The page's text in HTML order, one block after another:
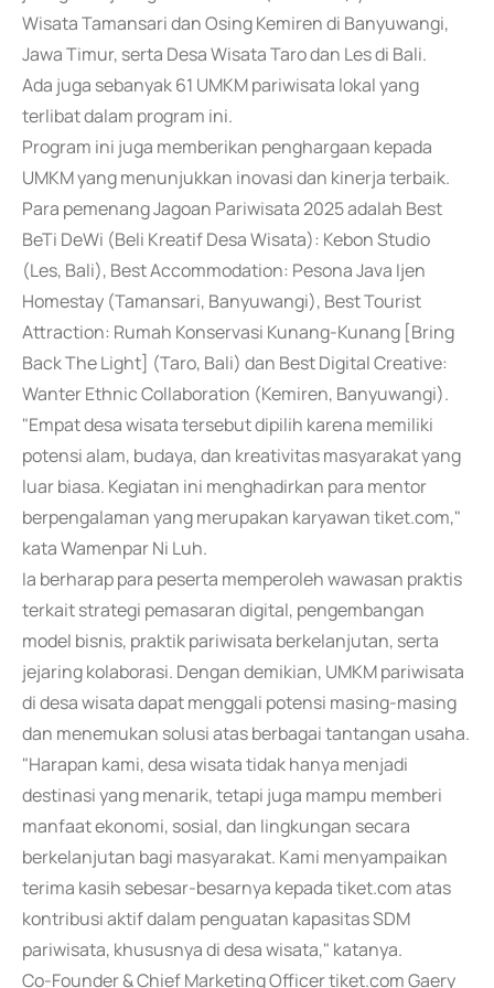
Wisata Tamansari dan Osing Kemiren di Banyuwangi,
Jawa Timur, serta Desa Wisata Taro dan Les di Bali.
Ada juga sebanyak 61 UMKM pariwisata lokal yang
terlibat dalam program ini.
Program ini juga memberikan penghargaan kepada
UMKM yang menunjukkan inovasi dan kinerja terbaik.
Para pemenang Jagoan Pariwisata 2025 adalah Best
BeTi DeWi (Beli Kreatif Desa Wisata): Kebon Studio
(Les, Bali), Best Accommodation: Pesona Java Ijen
Homestay (Tamansari, Banyuwangi), Best Tourist
Attraction: Rumah Konservasi Kunang-Kunang [Bring
Back The Light] (Taro, Bali) dan Best Digital Creative:
Wanter Ethnic Collaboration (Kemiren, Banyuwangi).
"Empat desa wisata tersebut dipilih karena memiliki
potensi alam, budaya, dan kreativitas masyarakat yang
luar biasa. Kegiatan ini menghadirkan para mentor
berpengalaman yang merupakan karyawan tiket.com,"
kata Wamenpar Ni Luh.
Ia berharap para peserta memperoleh wawasan praktis
terkait strategi pemasaran digital, pengembangan
model bisnis, praktik pariwisata berkelanjutan, serta
jejaring kolaborasi. Dengan demikian, UMKM pariwisata
di desa wisata dapat menggali potensi masing-masing
dan menemukan solusi atas berbagai tantangan usaha.
"Harapan kami, desa wisata tidak hanya menjadi
destinasi yang menarik, tetapi juga mampu memberi
manfaat ekonomi, sosial, dan lingkungan secara
berkelanjutan bagi masyarakat. Kami menyampaikan
terima kasih sebesar-besarnya kepada tiket.com atas
kontribusi aktif dalam penguatan kapasitas SDM
pariwisata, khususnya di desa wisata," katanya.
Co-Founder & Chief Marketing Officer tiket.com Gaery